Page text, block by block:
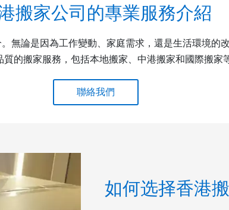
搬家公司的專業服務介紹
無論是因為工作變動、家庭需求，還是生活環境的
的搬家服務，包括本地搬家、中港搬家和國際搬家
聯絡我們
如何选择香港